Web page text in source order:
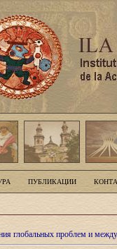
ПУБЛИКАЦИИ
глобальных проблем и